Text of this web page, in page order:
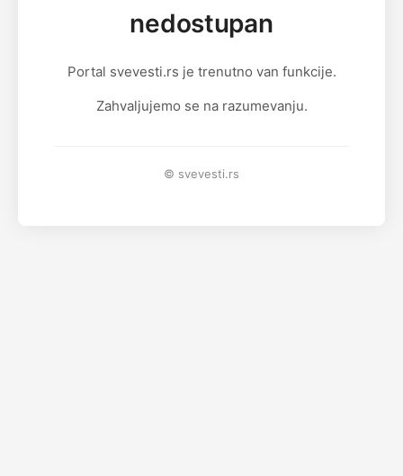
nedostupan
Portal svevesti.rs je trenutno van funkcije.
Zahvaljujemo se na razumevanju.
© svevesti.rs